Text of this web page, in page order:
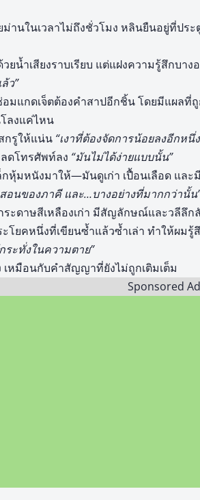
ม่านในเวลาไม่ถึงชั่วโมง หลินยืนอยู่ที่ป
น้ำเสียงราบเรียบ แต่แฝงความรู้สึกบาง
ว”
มแกดเจ็ตต้องคำสาปอีกชิ้น โดยมีแผลที่
ลงแค่ไหน
รูให้แน่น “เงาที่ต้องจัดการน้อยลงอีกหนึ่ง
ดโทรศัพท์ลง “มันไม่ได้ง่ายแบบนั้น”
กหุ้มหนังมาให้—มันดูเก่า เปื้อนเลือด แล
อนของภาคี และ…บางอย่างที่มากกว่านั้น
ะดาษสีเหลืองเก่า มีสัญลักษณ์และวลีลึ
ะโยคหนึ่งที่เขียนซ้ำแล้วซ้ำเล่า ทำให้ผมรู้
ระทั่งในความตาย”
หมือนกับคำสัญญาที่ยังไม่ถูกเติมเต็ม
Sponsored